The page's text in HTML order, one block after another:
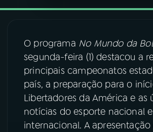
07ÚLTIMAS
08FESTIVAL DE MÚSICA
ACOMPANHE A RÁDIO NACIONAL
YouTube Facebook
Instagram X
O programa No Mundo da
segunda-feira (1) destacou a
principais campeonatos
país, a preparação para o
Libertadores da América e as
notícias do esporte nacional e
internacional. A